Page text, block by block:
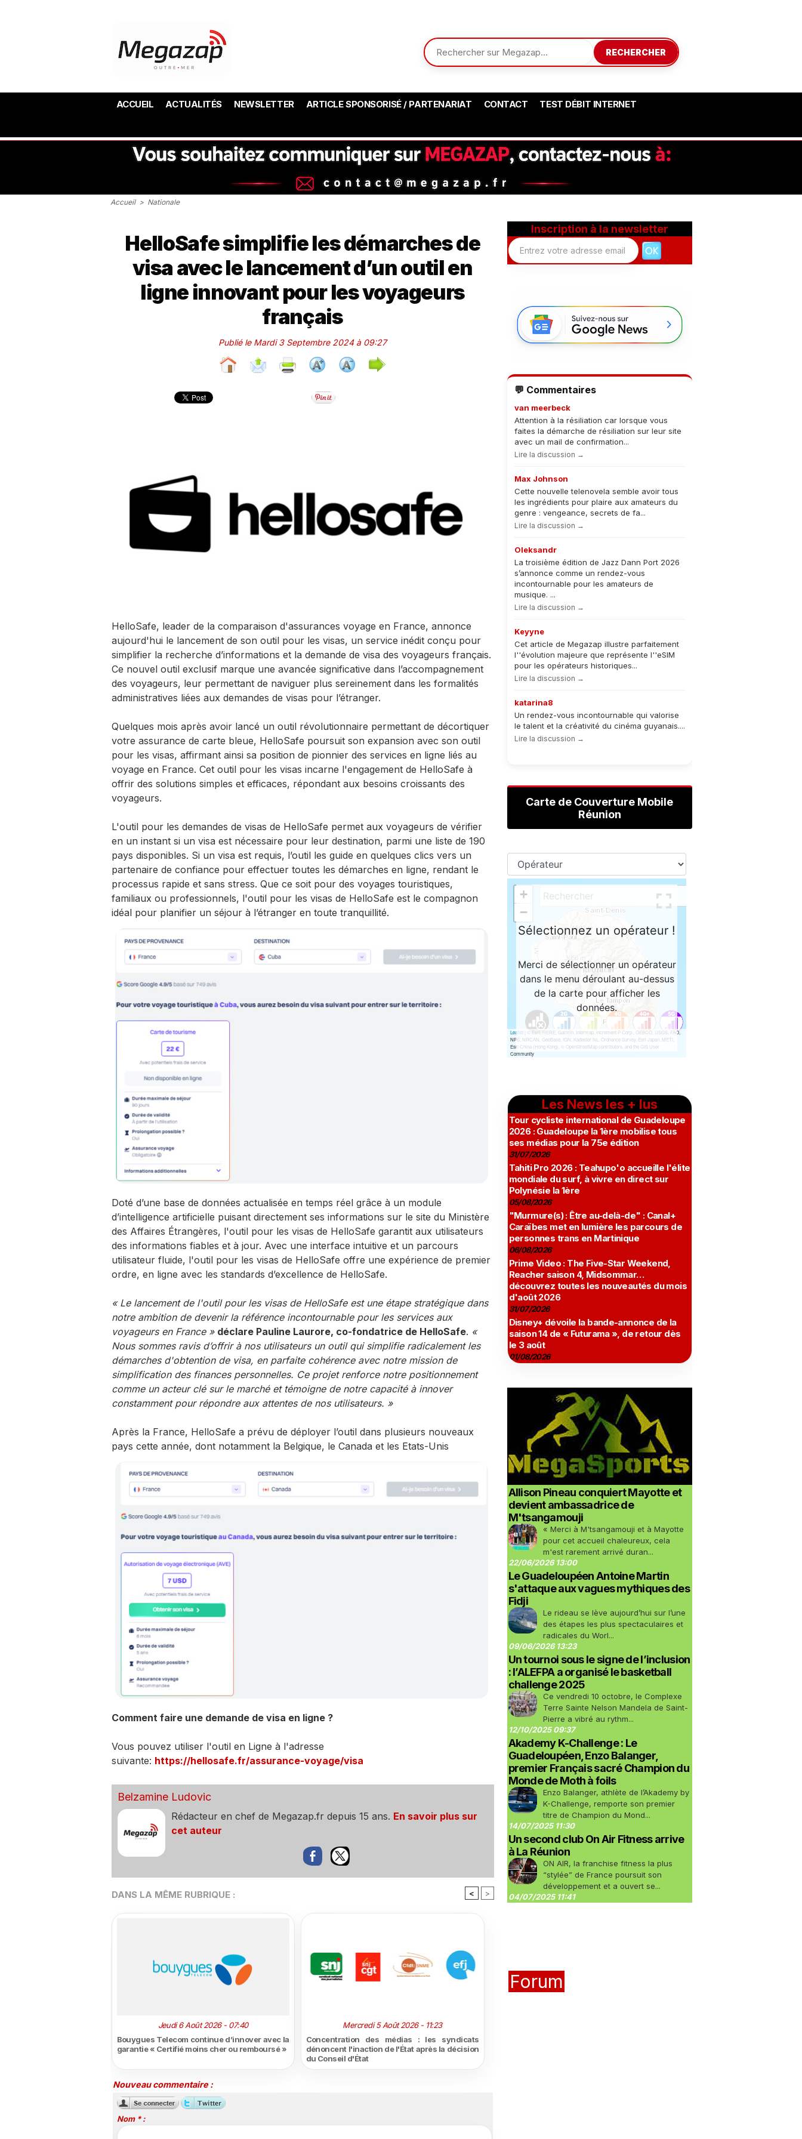
RECHERCHER
ACCUEIL ACTUALITÉS NEWSLETTER ARTICLE SPONSORISÉ / PARTENARIAT CONTACT TEST DÉBIT INTERNET
Accueil > Nationale
HelloSafe simplifie les démarches de
visa avec le lancement d’un outil en
ligne innovant pour les voyageurs
français
Publié le Mardi 3 Septembre 2024 à 09:27
HelloSafe, leader de la comparaison d'assurances voyage en France, annonce
aujourd'hui le lancement de son outil pour les visas, un service inédit conçu pour
simplifier la recherche d’informations et la demande de visa des voyageurs français.
Ce nouvel outil exclusif marque une avancée significative dans l’accompagnement
des voyageurs, leur permettant de naviguer plus sereinement dans les formalités
administratives liées aux demandes de visas pour l’étranger.
Quelques mois après avoir lancé un outil révolutionnaire permettant de décortiquer
votre assurance de carte bleue, HelloSafe poursuit son expansion avec son outil
pour les visas, affirmant ainsi sa position de pionnier des services en ligne liés au
voyage en France. Cet outil pour les visas incarne l'engagement de HelloSafe à
offrir des solutions simples et efficaces, répondant aux besoins croissants des
voyageurs.
L'outil pour les demandes de visas de HelloSafe permet aux voyageurs de vérifier
en un instant si un visa est nécessaire pour leur destination, parmi une liste de 190
pays disponibles. Si un visa est requis, l’outil les guide en quelques clics vers un
partenaire de confiance pour effectuer toutes les démarches en ligne, rendant le
processus rapide et sans stress. Que ce soit pour des voyages touristiques,
familiaux ou professionnels, l'outil pour les visas de HelloSafe est le compagnon
idéal pour planifier un séjour à l’étranger en toute tranquillité.
Doté d’une base de données actualisée en temps réel grâce à un module
d’intelligence artificielle puisant directement ses informations sur le site du Ministère
des Affaires Étrangères, l'outil pour les visas de HelloSafe garantit aux utilisateurs
des informations fiables et à jour. Avec une interface intuitive et un parcours
utilisateur fluide, l'outil pour les visas de HelloSafe offre une expérience de premier
ordre, en ligne avec les standards d’excellence de HelloSafe.
« Le lancement de l'outil pour les visas de HelloSafe est une étape stratégique dans
notre ambition de devenir la référence incontournable pour les services aux
voyageurs en France » déclare Pauline Laurore, co-fondatrice de HelloSafe. «
Nous sommes ravis d’offrir à nos utilisateurs un outil qui simplifie radicalement les
démarches d'obtention de visa, en parfaite cohérence avec notre mission de
simplification des finances personnelles. Ce projet renforce notre positionnement
comme un acteur clé sur le marché et témoigne de notre capacité à innover
constamment pour répondre aux attentes de nos utilisateurs. »
Après la France, HelloSafe a prévu de déployer l’outil dans plusieurs nouveaux
pays cette année, dont notamment la Belgique, le Canada et les Etats-Unis
Comment faire une demande de visa en ligne ?
Vous pouvez utiliser l'outil en Ligne à l'adresse
suivante: https://hellosafe.fr/assurance-voyage/visa
Belzamine Ludovic
Rédacteur en chef de Megazap.fr depuis 15 ans. En savoir plus sur
cet auteur
DANS LA MÊME RUBRIQUE : < >
Jeudi 6 Août 2026 - 07:40
Bouygues Telecom continue d’innover avec la
garantie « Certifié moins cher ou remboursé »
Mercredi 5 Août 2026 - 11:23
Concentration des médias : les syndicats
dénoncent l'inaction de l'État après la décision
du Conseil d'État
Nouveau commentaire :
Nom * :
Inscription à la newsletter
💬 Commentaires
van meerbeck
Attention à la résiliation car lorsque vous
faites la démarche de résiliation sur leur site
avec un mail de confirmation...
Lire la discussion →
Max Johnson
Cette nouvelle telenovela semble avoir tous
les ingrédients pour plaire aux amateurs du
genre : vengeance, secrets de fa...
Lire la discussion →
Oleksandr
La troisième édition de Jazz Dann Port 2026
s’annonce comme un rendez-vous
incontournable pour les amateurs de
musique. ...
Lire la discussion →
Keyyne
Cet article de Megazap illustre parfaitement
l''évolution majeure que représente l''eSIM
pour les opérateurs historiques...
Lire la discussion →
katarina8
Un rendez-vous incontournable qui valorise
le talent et la créativité du cinéma guyanais....
Lire la discussion →
Carte de Couverture Mobile
Réunion
Les News les + lus
Tour cycliste international de Guadeloupe
2026 : Guadeloupe la 1ère mobilise tous
ses médias pour la 75e édition
31/07/2026
Tahiti Pro 2026 : Teahupo'o accueille l'élite
mondiale du surf, à vivre en direct sur
Polynésie la 1ère
05/08/2026
"Murmure(s) : Être au-delà-de" : Canal+
Caraïbes met en lumière les parcours de
personnes trans en Martinique
06/08/2026
Prime Video : The Five-Star Weekend,
Reacher saison 4, Midsommar…
découvrez toutes les nouveautés du mois
d'août 2026
31/07/2026
Disney+ dévoile la bande-annonce de la
saison 14 de « Futurama », de retour dès
le 3 août
01/08/2026
Allison Pineau conquiert Mayotte et
devient ambassadrice de
M'tsangamouji
« Merci à M'tsangamouji et à Mayotte
pour cet accueil chaleureux, cela
m'est rarement arrivé duran...
22/06/2026 13:00
Le Guadeloupéen Antoine Martin
s'attaque aux vagues mythiques des
Fidji
Le rideau se lève aujourd’hui sur l’une
des étapes les plus spectaculaires et
radicales du Worl...
09/06/2026 13:23
Un tournoi sous le signe de l’inclusion
: l’ALEFPA a organisé le basketball
challenge 2025
Ce vendredi 10 octobre, le Complexe
Terre Sainte Nelson Mandela de Saint-
Pierre a vibré au rythm...
12/10/2025 09:37
Akademy K-Challenge : Le
Guadeloupéen, Enzo Balanger,
premier Français sacré Champion du
Monde de Moth à foils
Enzo Balanger, athlète de l’Akademy by
K-Challenge, remporte son premier
titre de Champion du Mond...
14/07/2025 11:30
Un second club On Air Fitness arrive
à La Réunion
ON AIR, la franchise fitness la plus
“stylée” de France poursuit son
développement et a ouvert se...
04/07/2025 11:41
Forum